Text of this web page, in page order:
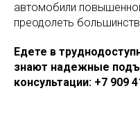
автомобили
преодолеть
Едете в
знают надежные
консультации: +7 909